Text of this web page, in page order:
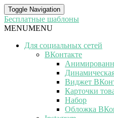
Toggle Navigation
Бесплатные шаблоны
MENUMENU
Для социальных сетей
ВКонтакте
Виджет
Карточки
Набор
Обложка